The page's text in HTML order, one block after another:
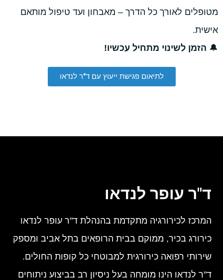
מטופלים לאורך כל הדרך – מאבחון ועד טיפול מותאם
אישית.
🔔 הזמן לשינוי מתחיל עכשיו!
לתיאום פגישת ייעוץ עם ד"ר לנדאו
ד"ר עופר לנדאו
המרכז לכירורגיה מתקדמת בהנהלת ד"ר עופר לנדאו
כירורג בכיר, ממוקם בבית הרופאים בתל אביב ומספק
שירותי רפואה כירורגית למבוטחי כל קופות החולים.
ד"ר לנדאו הינו מומחה בעל ניסיון רב בביצוע ניתוחים